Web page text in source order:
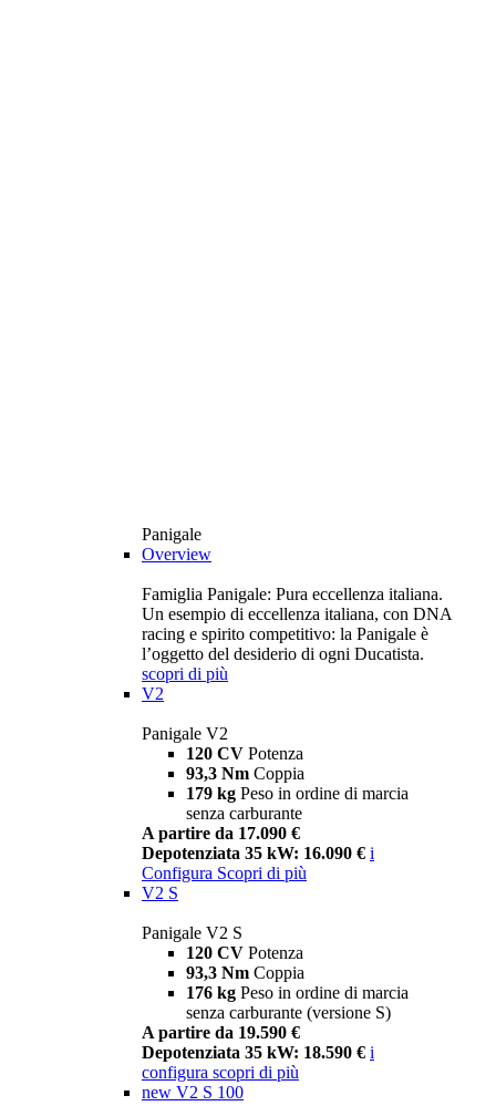
Panigale
Overview
Famiglia Panigale: Pura eccellenza italiana.
Un esempio di eccellenza italiana, con DNA
racing e spirito competitivo: la Panigale è
l’oggetto del desiderio di ogni Ducatista.
scopri di più
V2
Panigale V2
120 CV Potenza
93,3 Nm Coppia
179 kg Peso in ordine di marcia
senza carburante
A partire da 17.090 €
Depotenziata 35 kW: 16.090 € i
Configura Scopri di più
V2 S
Panigale V2 S
120 CV Potenza
93,3 Nm Coppia
176 kg Peso in ordine di marcia
senza carburante (versione S)
A partire da 19.590 €
Depotenziata 35 kW: 18.590 € i
configura scopri di più
new V2 S 100